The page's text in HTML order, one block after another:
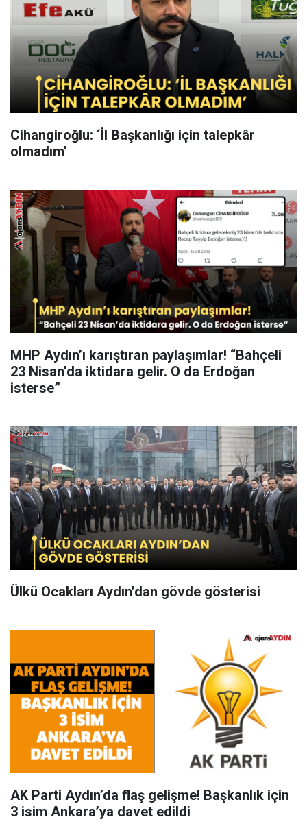
Cihangiroğlu: ‘İl Başkanlığı için talepkâr
olmadım’
MHP Aydın’ı karıştıran paylaşımlar! “Bahçeli
23 Nisan’da iktidara gelir. O da Erdoğan
isterse”
Ülkü Ocakları Aydın’dan gövde gösterisi
AK Parti Aydın’da flaş gelişme! Başkanlık için
3 isim Ankara’ya davet edildi